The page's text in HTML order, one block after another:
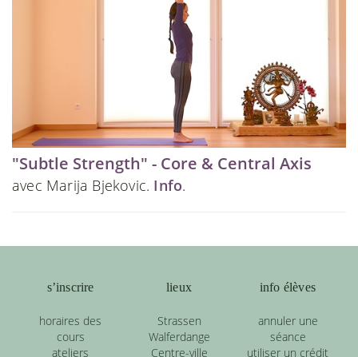
"Subtle Strength" - Core & Central Axis
avec Marija Bjekovic. Info.
s’inscrire
horaires des
cours
ateliers
lieux
Strassen
Walferdange
Centre-ville
info élèves
annuler une
séance
utiliser un crédit